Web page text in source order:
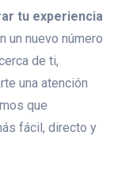
tu experiencia
un nuevo número
de ti,
una atención
que
fácil, directo y